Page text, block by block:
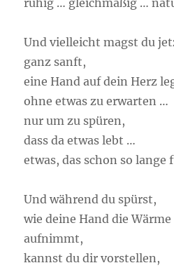
ruhig … gleichmäßig …
Und vielleicht magst du
ganz sanft,
eine Hand auf dein Herz
ohne etwas zu erwarten …
nur um zu spüren,
dass da etwas lebt …
etwas, das schon so
Und während du spürst,
wie deine Hand die
aufnimmt,
kannst du dir vorstellen,